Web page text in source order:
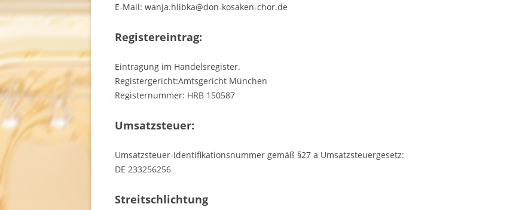
E-Mail: wanja.hlibka@don-kosaken-chor.de
Registereintrag:
Eintragung im Handelsregister.
Registergericht:Amtsgericht München
Registernummer: HRB 150587
Umsatzsteuer:
Umsatzsteuer-Identifikationsnummer gemäß §27 a Umsatzsteuergesetz:
DE 233256256
Streitschlichtung